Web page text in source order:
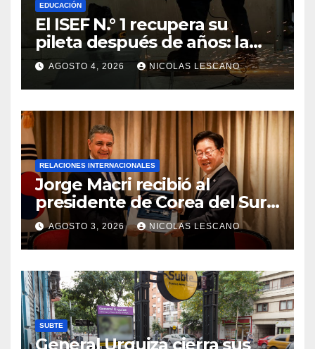
EDUCACIÓN
El ISEF N.° 1 recupera su
pileta después de años: la
obra ya supera el 50% y
cambia la formación de miles
de estudiantes
AGOSTO 4, 2026 NICOLAS LESCANO
RELACIONES INTERNACIONALES
Jorge Macri recibió al
presidente de Corea del Sur y
le entregó la Llave de la
Ciudad
AGOSTO 3, 2026 NICOLAS LESCANO
SUBTE
General Urquiza cierra sus